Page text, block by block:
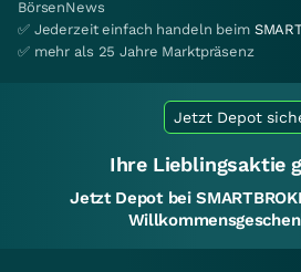
BörsenNews
✅ Jederzeit einfach handeln beim
✅ mehr als 25 Jahre Marktpräsenz
Jetzt Depot
Ihre Lieblingsaktie
Jetzt Depot bei